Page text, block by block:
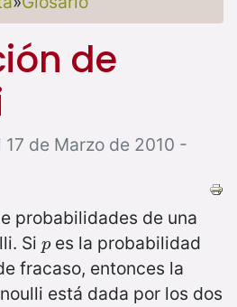
de
de Marzo de 2010 -
probabilidades de una
Si p
pes la probabilidad
fracaso, entonces la
está dada por los dos